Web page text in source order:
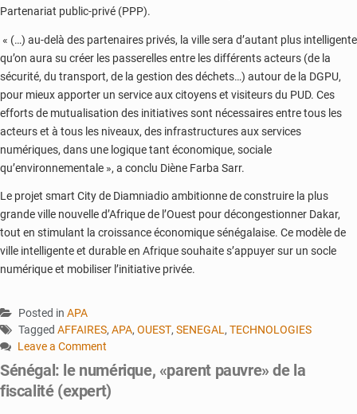
Partenariat public-privé (PPP).
« (…) au-delà des partenaires privés, la ville sera d’autant plus intelligente
qu’on aura su créer les passerelles entre les différents acteurs (de la
sécurité, du transport, de la gestion des déchets…) autour de la DGPU,
pour mieux apporter un service aux citoyens et visiteurs du PUD. Ces
efforts de mutualisation des initiatives sont nécessaires entre tous les
acteurs et à tous les niveaux, des infrastructures aux services
numériques, dans une logique tant économique, sociale
qu’environnementale », a conclu Diène Farba Sarr.
Le projet smart City de Diamniadio ambitionne de construire la plus
grande ville nouvelle d’Afrique de l’Ouest pour décongestionner Dakar,
tout en stimulant la croissance économique sénégalaise. Ce modèle de
ville intelligente et durable en Afrique souhaite s’appuyer sur un socle
numérique et mobiliser l’initiative privée.
Posted in APA
Tagged AFFAIRES, APA, OUEST, SENEGAL , TECHNOLOGIES
Leave a Comment
Sénégal:
les
Sénégal: le numérique, «parent pauvre» de la
fiscalité (expert)